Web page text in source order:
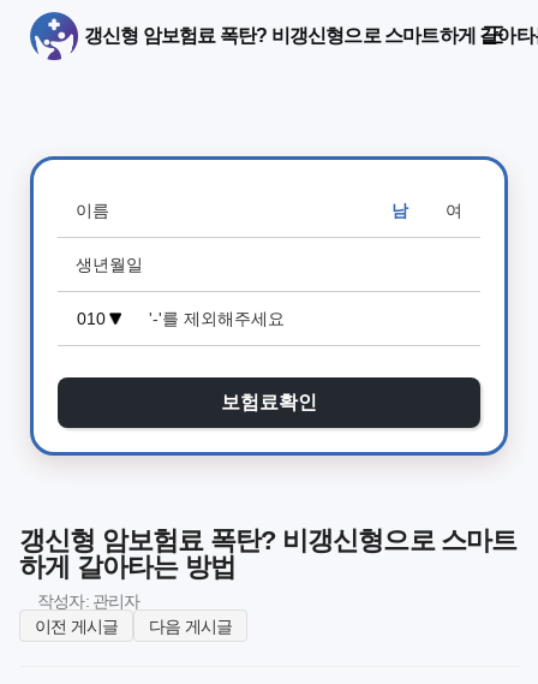
갱신형 암보험료 폭탄? 비갱신형으로 스마트하게 갈아
남 여
보험료확인
갱신형 암보험료 폭탄? 비갱신형으로 스마트
하게 갈아타는 방법
작성자: 관리자
이전 게시글
다음 게시글